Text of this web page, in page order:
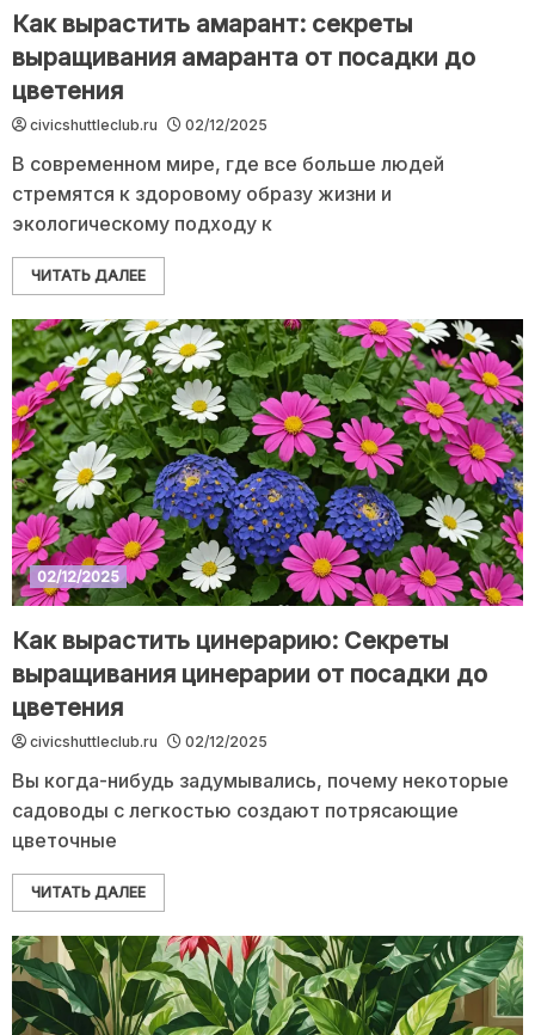
Как вырастить амарант: секреты
выращивания амаранта от посадки до
цветения
civicshuttleclub.ru 02/12/2025
В современном мире, где все больше людей
стремятся к здоровому образу жизни и
экологическому подходу к
ЧИТАТЬ ДАЛЕЕ
02/12/2025
Как вырастить цинерарию: Секреты
выращивания цинерарии от посадки до
цветения
civicshuttleclub.ru 02/12/2025
Вы когда-нибудь задумывались, почему некоторые
садоводы с легкостью создают потрясающие
цветочные
ЧИТАТЬ ДАЛЕЕ